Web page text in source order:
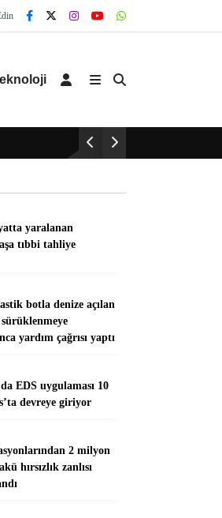
yaralanan
tıbbi tahliye
botla denize açılan
yardım çağrısı yaptı
EDS uygulaması 10
devreye giriyor
2 milyon
hırsızlık zanlısı